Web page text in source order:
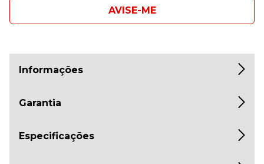
AVISE-ME
Informações
Garantia
Especificações